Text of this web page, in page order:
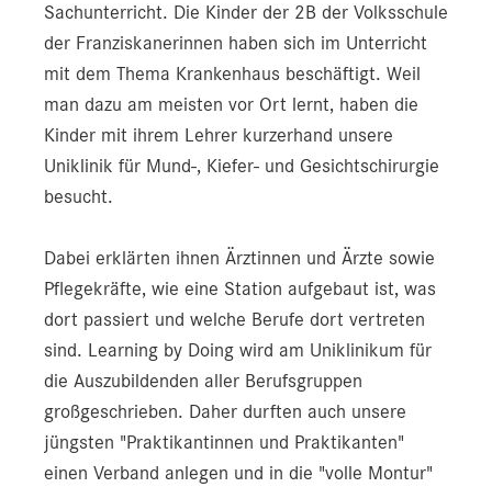
Sachunterricht. Die Kinder der 2B der Volksschule
der Franziskanerinnen haben sich im Unterricht
mit dem Thema Krankenhaus beschäftigt. Weil
man dazu am meisten vor Ort lernt, haben die
Kinder mit ihrem Lehrer kurzerhand unsere
Uniklinik für Mund-, Kiefer- und Gesichtschirurgie
besucht.
Dabei erklärten ihnen Ärztinnen und Ärzte sowie
Pflegekräfte, wie eine Station aufgebaut ist, was
dort passiert und welche Berufe dort vertreten
sind. Learning by Doing wird am Uniklinikum für
die Auszubildenden aller Berufsgruppen
großgeschrieben. Daher durften auch unsere
jüngsten "Praktikantinnen und Praktikanten"
einen Verband anlegen und in die "volle Montur"